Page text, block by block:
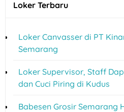
Loker Terbaru
Loker Canvasser di PT
Semarang
Loker Supervisor, Staff
dan Cuci Piring di Kudus
Babesen Grosir Semarang